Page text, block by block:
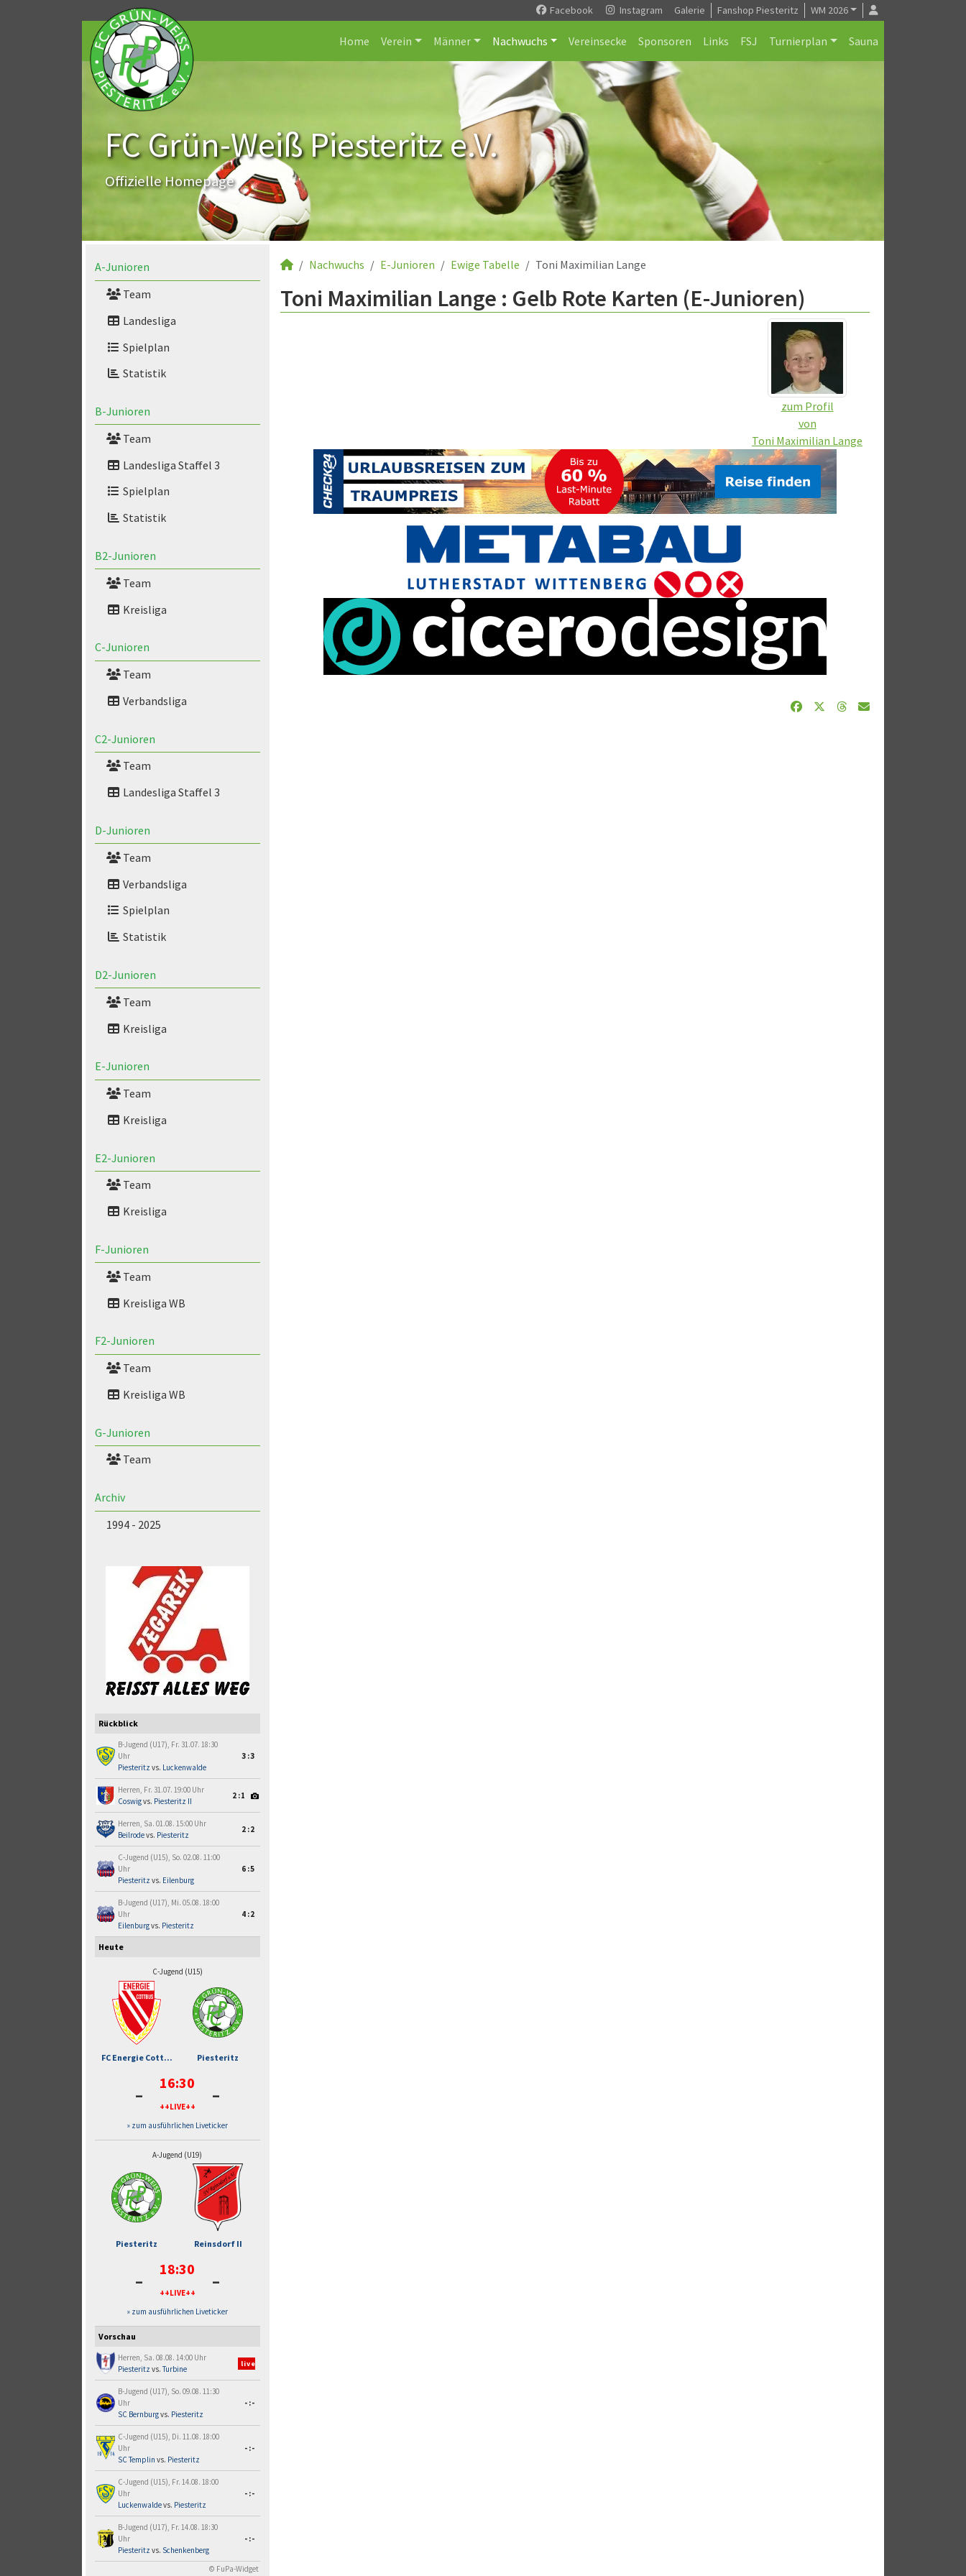
Facebook Instagram Galerie Fanshop Piesteritz WM 2026
Home Verein Männer Nachwuchs Vereinsecke Sponsoren Links FSJ Turnierplan Sauna
FC Grün-Weiß Piesteritz e.V.
Offizielle Homepage
A-Junioren
Team
Landesliga
Spielplan
Statistik
B-Junioren
Team
Landesliga Staffel 3
Spielplan
Statistik
B2-Junioren
Team
Kreisliga
C-Junioren
Team
Verbandsliga
C2-Junioren
Team
Landesliga Staffel 3
D-Junioren
Team
Verbandsliga
Spielplan
Statistik
D2-Junioren
Team
Kreisliga
E-Junioren
Team
Kreisliga
E2-Junioren
Team
Kreisliga
F-Junioren
Team
Kreisliga WB
F2-Junioren
Team
Kreisliga WB
G-Junioren
Team
Archiv
1994 - 2025
Rückblick
B-Jugend (U17), Fr. 31.07. 18:30
Uhr
Piesteritz vs. Luckenwalde
3:3
Herren, Fr. 31.07. 19:00 Uhr
Coswigvs. Piesteritz II
2:1
Herren, Sa. 01.08. 15:00 Uhr
Beilrodevs. Piesteritz
2:2
C-Jugend (U15), So. 02.08. 11:00
Uhr
Piesteritz vs. Eilenburg
6:5
B-Jugend (U17), Mi. 05.08. 18:00
Uhr
Eilenburgvs. Piesteritz
4:2
Heute
C-Jugend (U15)
FC Energie Cott... Piesteritz
- 16:30
++LIVE++ -
» zum ausführlichen Liveticker
A-Jugend (U19)
Piesteritz Reinsdorf II
- 18:30
++LIVE++ -
» zum ausführlichen Liveticker
Vorschau
Herren, Sa. 08.08. 14:00 Uhr
Piesteritz vs.Turbine
live
B-Jugend (U17), So. 09.08. 11:30
Uhr
SC Bernburgvs. Piesteritz
-:-
C-Jugend (U15), Di. 11.08. 18:00
Uhr
SC Templin vs. Piesteritz
-:-
C-Jugend (U15), Fr. 14.08. 18:00
Uhr
Luckenwaldevs. Piesteritz
-:-
B-Jugend (U17), Fr. 14.08. 18:30
Uhr
Piesteritz vs. Schenkenberg
-:-
© FuPa-Widget
Nachwuchs E-Junioren Ewige Tabelle Toni Maximilian Lange
Toni Maximilian Lange : Gelb Rote Karten (E-Junioren)
zum Profil
von
Toni Maximilian Lange